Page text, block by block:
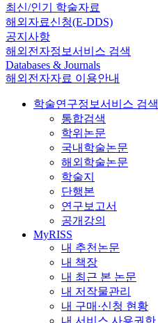
최신/인기 학술자료
해외자료신청(E-DDS)
공지사항
해외전자정보서비스 검색
Databases & Journals
해외전자자료 이용안내
학술연구정보서비스 검색
통합검색
학위논문
국내학술논문
해외학술논문
학술지
단행본
연구보고서
공개강의
MyRISS
내 추천논문
내 책장
내 최근 본 논문
내 저작물관리
내 구매·신청 현황